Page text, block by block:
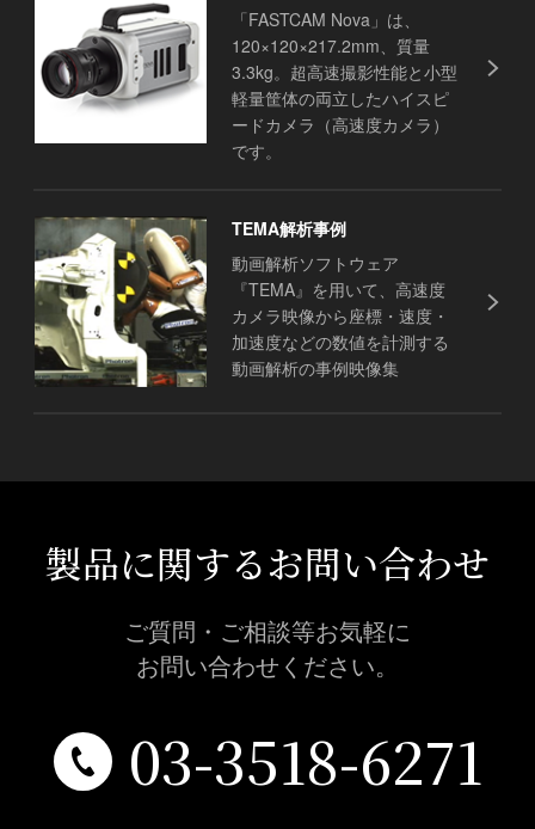
「FASTCAM Nova」は、
120×120×217.2mm、質量
3.3kg。超高速撮影性能と小型
軽量筐体の両立したハイスピ
ードカメラ（高速度カメラ）
です。
TEMA解析事例
動画解析ソフトウェア
『TEMA』を用いて、高速度
カメラ映像から座標・速度・
加速度などの数値を計測する
動画解析の事例映像集
製品に関するお問い合わせ
ご質問・ご相談等お気軽に
お問い合わせください。
03-3518-6271